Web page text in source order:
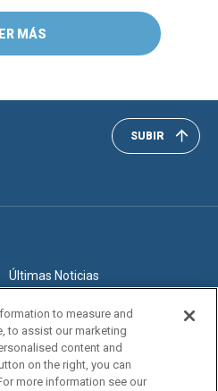
MÁS
SUBIR
Últimas Noticias
to measure and
to assist our marketing
content and
on the right, you can
more information see our